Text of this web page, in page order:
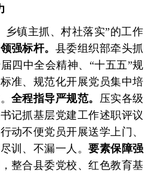
乡镇主抓、村社落实”的工作
强标杆。 县委组织部牵头抓
四中全会精神、“十五五”规
准、规范化开展党员集中培
全程指导严规范。 压实各级
记抓基层党建工作述职评议
动不便党员开展送学上门、
训、不漏一人。要素保障强
整合县委党校、红色教育基